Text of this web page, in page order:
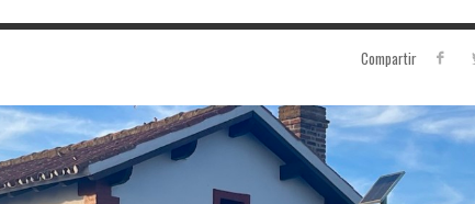
Compartir